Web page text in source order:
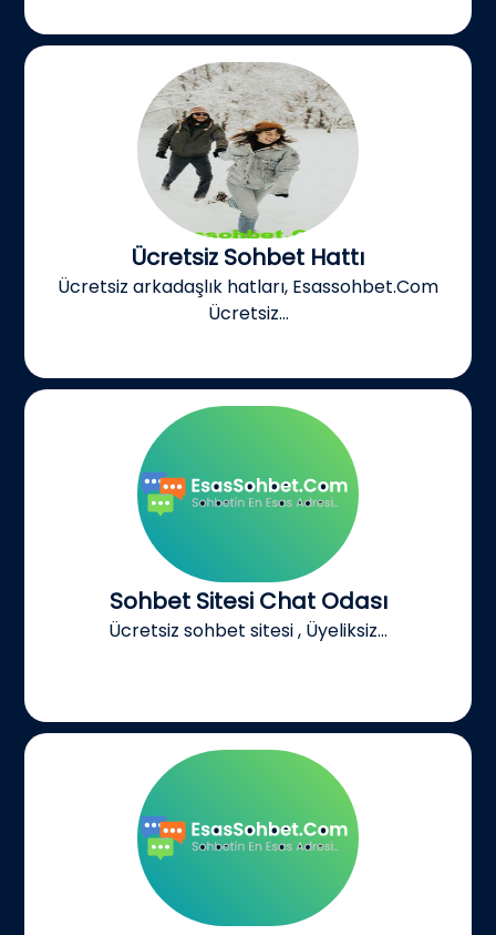
Ücretsiz Sohbet Hattı
Ücretsiz arkadaşlık hatları, Esassohbet.Com
Ücretsiz...
Sohbet Sitesi Chat Odası
Ücretsiz sohbet sitesi , Üyeliksiz...